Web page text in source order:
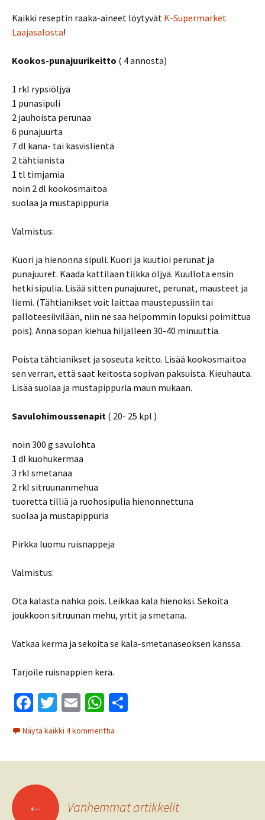
Kaikki reseptin raaka-aineet löytyvät K-Supermarket
Laajasalosta!
Kookos-punajuurikeitto ( 4 annosta)
1 rkl rypsiöljyä
1 punasipuli
2 jauhoista perunaa
6 punajuurta
7 dl kana- tai kasvislientä
2 tähtianista
1 tl timjamia
noin 2 dl kookosmaitoa
suolaa ja mustapippuria
Valmistus:
Kuori ja hienonna sipuli. Kuori ja kuutioi perunat ja
punajuuret. Kaada kattilaan tilkka öljyä. Kuullota ensin
hetki sipulia. Lisää sitten punajuuret, perunat, mausteet ja
liemi. (Tähtianikset voit laittaa maustepussiin tai
palloteesiivilään, niin ne saa helpommin lopuksi poimittua
pois). Anna sopan kiehua hiljalleen 30-40 minuuttia.
Poista tähtianikset ja soseuta keitto. Lisää kookosmaitoa
sen verran, että saat keitosta sopivan paksuista. Kieuhauta.
Lisää suolaa ja mustapippuria maun mukaan.
Savulohimoussenapit ( 20- 25 kpl )
noin 300 g savulohta
1 dl kuohukermaa
3 rkl smetanaa
2 rkl sitruunanmehua
tuoretta tilliä ja ruohosipulia hienonnettuna
suolaa ja mustapippuria
Pirkka luomu ruisnappeja
Valmistus:
Ota kalasta nahka pois. Leikkaa kala hienoksi. Sekoita
joukkoon sitruunan mehu, yrtit ja smetana.
Vatkaa kerma ja sekoita se kala-smetanaseoksen kanssa.
Tarjoile ruisnappien kera.
Fa
ce
b
o
o
T
wi
tt
er
E
ai
l
W
h
at
sA e
Näytä kaikki 4 kommenttia
Artikkelien
← Vanhemmat artikkelit